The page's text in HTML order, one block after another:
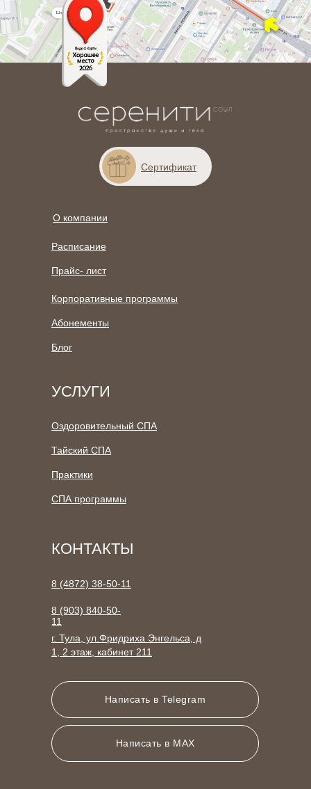
УСЛУГИ
СПА программы
Блог
Прайс- лист
г. Тула, ул.Фридриха Энгельса, д
1, 2 этаж, кабинет 211
КОНТАКТЫ
8 (903) 840-50-
11
8 (4872) 38-50-11
Расписание
О компании
Написать в Telegram
Написать в MAX
Абонементы
Корпоративные программы
Оздоровительный СПА
Практики
Тайский СПА
Сертификат